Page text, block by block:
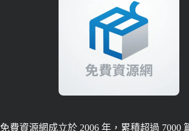
免費資源網成立於 2006 年，累積超過 7000